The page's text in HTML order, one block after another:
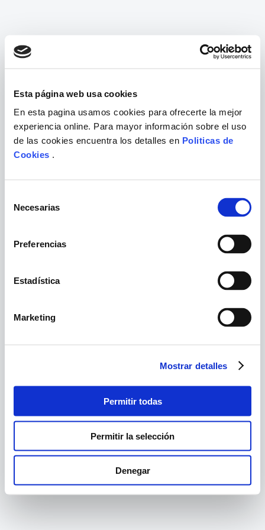
Esta página web usa cookies
En esta pagina usamos cookies para ofrecerte la mejor
experiencia online. Para mayor información sobre el uso
de las cookies encuentra los detalles en Politicas de
Cookies .
Necesarias
Preferencias
Estadística
Marketing
Mostrar detalles
Permitir todas
Permitir la selección
Denegar